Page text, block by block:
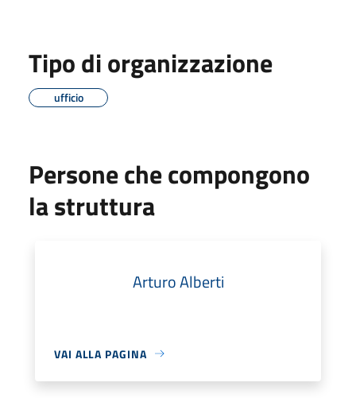
Tipo di organizzazione
ufficio
Persone che compongono
la struttura
Arturo Alberti
VAI ALLA PAGINA